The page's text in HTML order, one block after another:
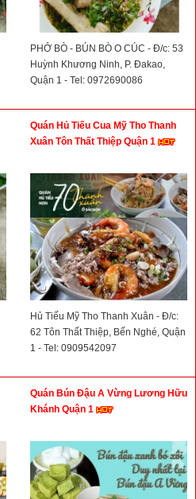
PHỞ BÒ - BÚN BÒ O CÚC - Đ/c: 53
Huỳnh Khương Ninh, P. Đakao,
Quận 1 - Tel: 0972690086
Quán Hủ Tiếu Cua Mỹ Tho Thanh
Xuân Tôn Thất Thiệp Quận 1
Hủ Tiếu Mỹ Tho Thanh Xuân - Đ/c:
62 Tôn Thất Thiệp, Bến Nghé, Quận
1 - Tel: 0909542097
Quán Bún Đậu A Vừng Lương Hữu
Khánh Quận 1